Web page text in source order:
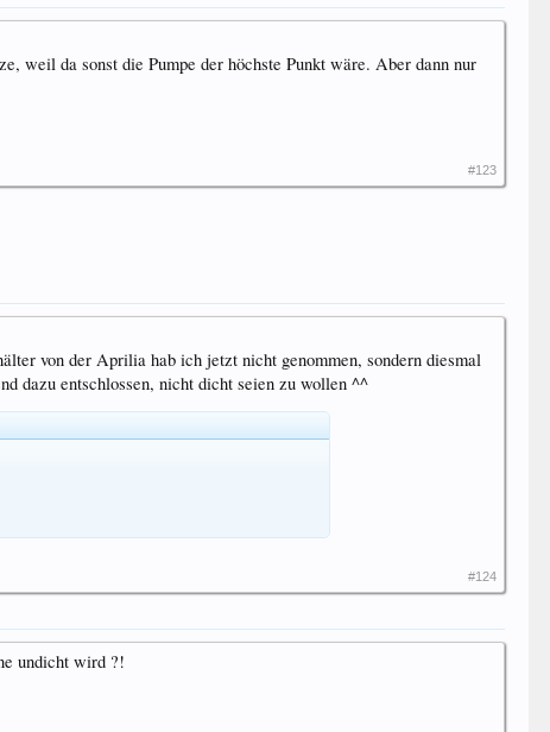
weil da sonst die Pumpe der höchste Punkt wäre. Aber dann nur
#123
von der Aprilia hab ich jetzt nicht genommen, sondern diesmal
dazu entschlossen, nicht dicht seien zu wollen ^^
#124
undicht wird ?!